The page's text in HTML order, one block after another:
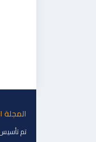
المجلة